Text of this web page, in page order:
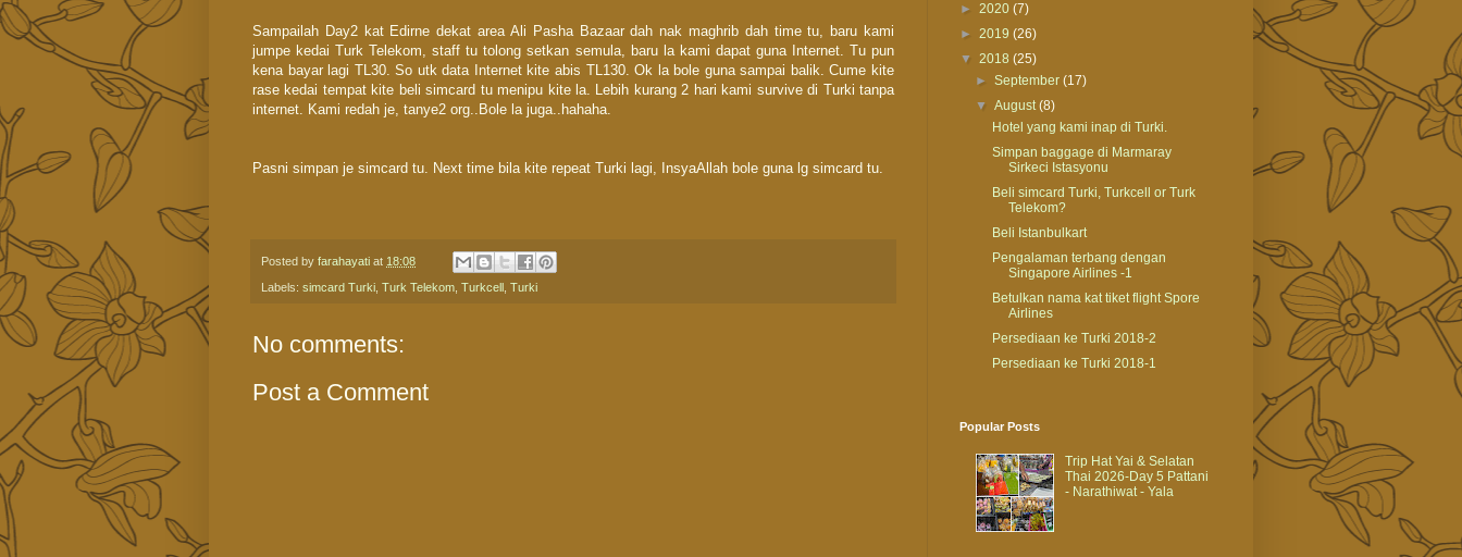
Sampailah Day2 kat Edirne dekat area Ali Pasha Bazaar dah nak maghrib dah time tu, baru kami
jumpe kedai Turk Telekom, staff tu tolong setkan semula, baru la kami dapat guna Internet. Tu pun
kena bayar lagi TL30. So utk data Internet kite abis TL130. Ok la bole guna sampai balik. Cume kite
rase kedai tempat kite beli simcard tu menipu kite la. Lebih kurang 2 hari kami survive di Turki tanpa
internet. Kami redah je, tanye2 org..Bole la juga..hahaha.
Pasni simpan je simcard tu. Next time bila kite repeat Turki lagi, InsyaAllah bole guna lg simcard tu.
Posted by farahayati at 18:08
Labels: simcard Turki Turk Telekom Turkcell Turki
No comments:
Post a Comment
► 2020 (7)
► 2019 (26)
▼ 2018 (25)
►September(17)
▼August(8)
Hotel yang kami inap di Turki.
Simpan baggage di Marmaray
Sirkeci Istasyonu
Beli simcard Turki, Turkcell or Turk
Telekom?
Beli Istanbulkart
Pengalaman terbang dengan
Singapore Airlines -1
Betulkan nama kat tiket flight Spore
Airlines
Persediaan ke Turki 2018-2
Persediaan ke Turki 2018-1
Popular Posts
Trip Hat Yai & Selatan
Thai 2026-Day 5 Pattani
- Narathiwat - Yala